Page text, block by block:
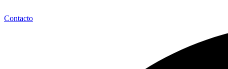
Contacto